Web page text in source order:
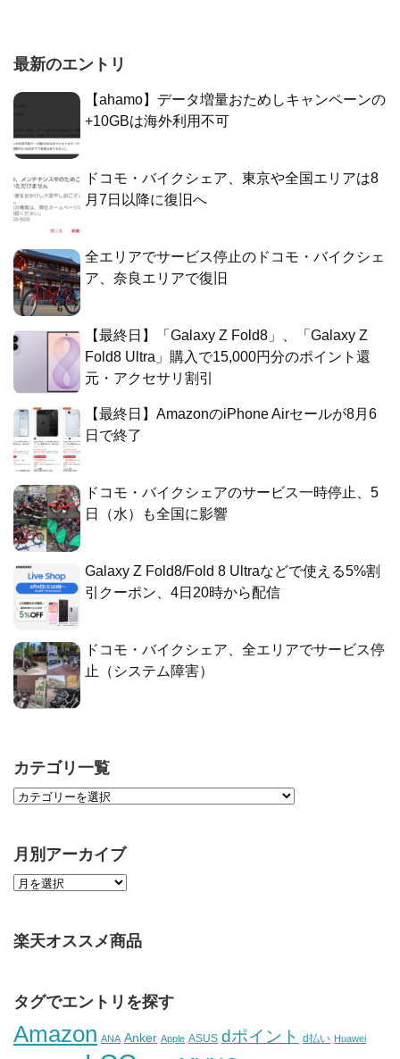
最新のエントリ
【ahamo】データ増量おためしキャンペーンの
+10GBは海外利用不可
ドコモ・バイクシェア、東京や全国エリアは8
月7日以降に復旧へ
全エリアでサービス停止のドコモ・バイクシェ
ア、奈良エリアで復旧
【最終日】「Galaxy Z Fold8」、「Galaxy Z
Fold8 Ultra」購入で15,000円分のポイント還
元・アクセサリ割引
【最終日】AmazonのiPhone Airセールが8月6
日で終了
ドコモ・バイクシェアのサービス一時停止、5
日（水）も全国に影響
Galaxy Z Fold8/Fold 8 Ultraなどで使える5%割
引クーポン、4日20時から配信
ドコモ・バイクシェア、全エリアでサービス停
止（システム障害）
カテゴリ一覧
月別アーカイブ
楽天オススメ商品
タグでエントリを探す
Amazon ANA Anker Apple ASUS dポイント d払い Huawei